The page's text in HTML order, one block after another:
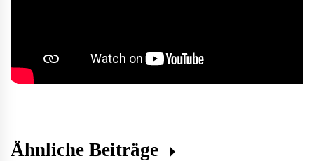
Ähnliche Beiträge